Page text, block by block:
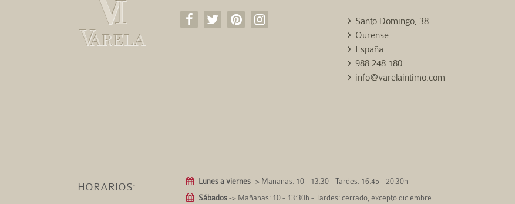
Santo Domingo, 38
Ourense
España
988 248 180
info@varelaintimo.com
HORARIOS: Lunes a viernes -> Mañanas: 10 - 13:30 - Tardes: 16:45 - 20:30h
Sábados -> Mañanas: 10 - 13:30h - Tardes: cerrado, excepto diciembre